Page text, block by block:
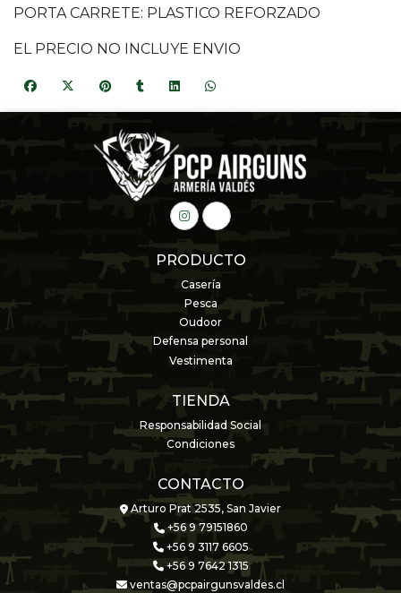
PORTA CARRETE: PLASTICO REFORZADO
EL PRECIO NO INCLUYE ENVIO
PRODUCTO
Casería
Pesca
Oudoor
Defensa personal
Vestimenta
TIENDA
Responsabilidad Social
Condiciones
CONTACTO
Arturo Prat 2535, San Javier
+56 9 79151860
+56 9 3117 6605
+56 9 7642 1315
ventas@pcpairgunsvaldes.cl